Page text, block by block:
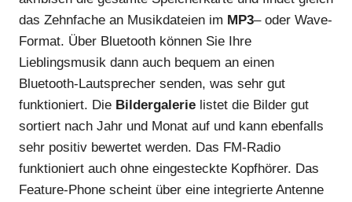
das Zehnfache an Musikdateien im MP3– oder Wave-
Format. Über Bluetooth können Sie Ihre
Lieblingsmusik dann auch bequem an einen
Bluetooth-Lautsprecher senden, was sehr gut
funktioniert. Die Bildergalerie listet die Bilder gut
sortiert nach Jahr und Monat auf und kann ebenfalls
sehr positiv bewertet werden. Das FM-Radio
funktioniert auch ohne eingesteckte Kopfhörer. Das
Feature-Phone scheint über eine integrierte Antenne